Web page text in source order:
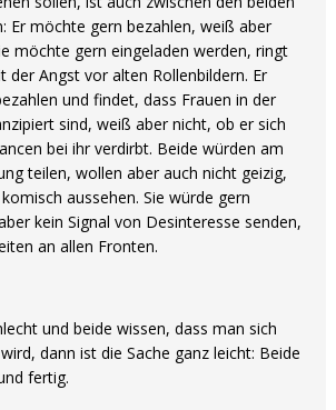
Er möchte gern bezahlen, weiß aber
möchte gern eingeladen werden, ringt
der Angst vor alten Rollenbildern. Er
und findet, dass Frauen in der
sind, weiß aber nicht, ob er sich
bei ihr verdirbt. Beide würden am
teilen, wollen aber auch nicht geizig,
aussehen. Sie würde gern
kein Signal von Desinteresse senden,
an allen Fronten.
und beide wissen, dass man sich
dann ist die Sache ganz leicht: Beide
fertig.